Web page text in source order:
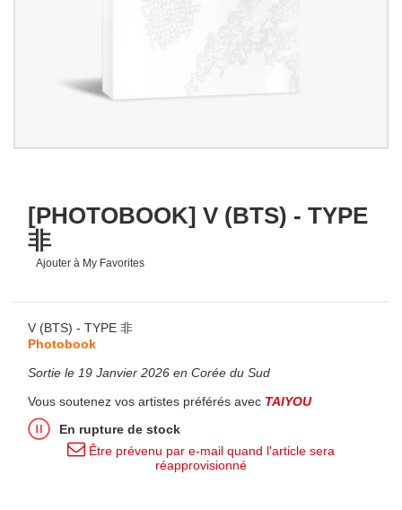
[PHOTOBOOK] V (BTS) - TYPE
非
Ajouter à My Favorites
V (BTS) - TYPE 非
Photobook
Sortie le 19 Janvier 2026 en Corée du Sud
Vous soutenez vos artistes préférés avec TAIYOU
En rupture de stock
Être prévenu par e-mail quand l'article sera
réapprovisionné